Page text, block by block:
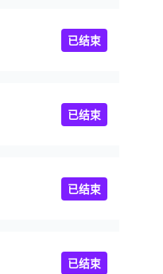
已结束
已结束
已结束
已结束